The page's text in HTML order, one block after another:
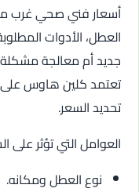
أسعار فني صحي غرب
العطل، الأدوات
جديد أم معالجة
تعتمد كلين هاوس
تحديد السعر.
العوامل التي تؤثر
نوع العطل ومكانه.